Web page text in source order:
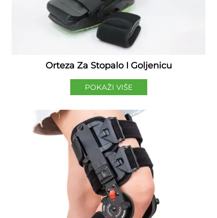
Orteza Za Stopalo I Goljenicu
POKAŽI VIŠE